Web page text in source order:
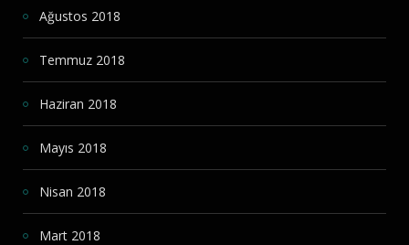
Ağustos 2018
Temmuz 2018
Haziran 2018
Mayıs 2018
Nisan 2018
Mart 2018